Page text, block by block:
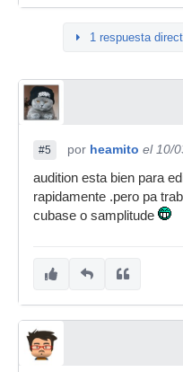
1 respuesta
#5 por heamito el 10/
audition esta bien para
rapidamente .pero pa
cubase o samplitude